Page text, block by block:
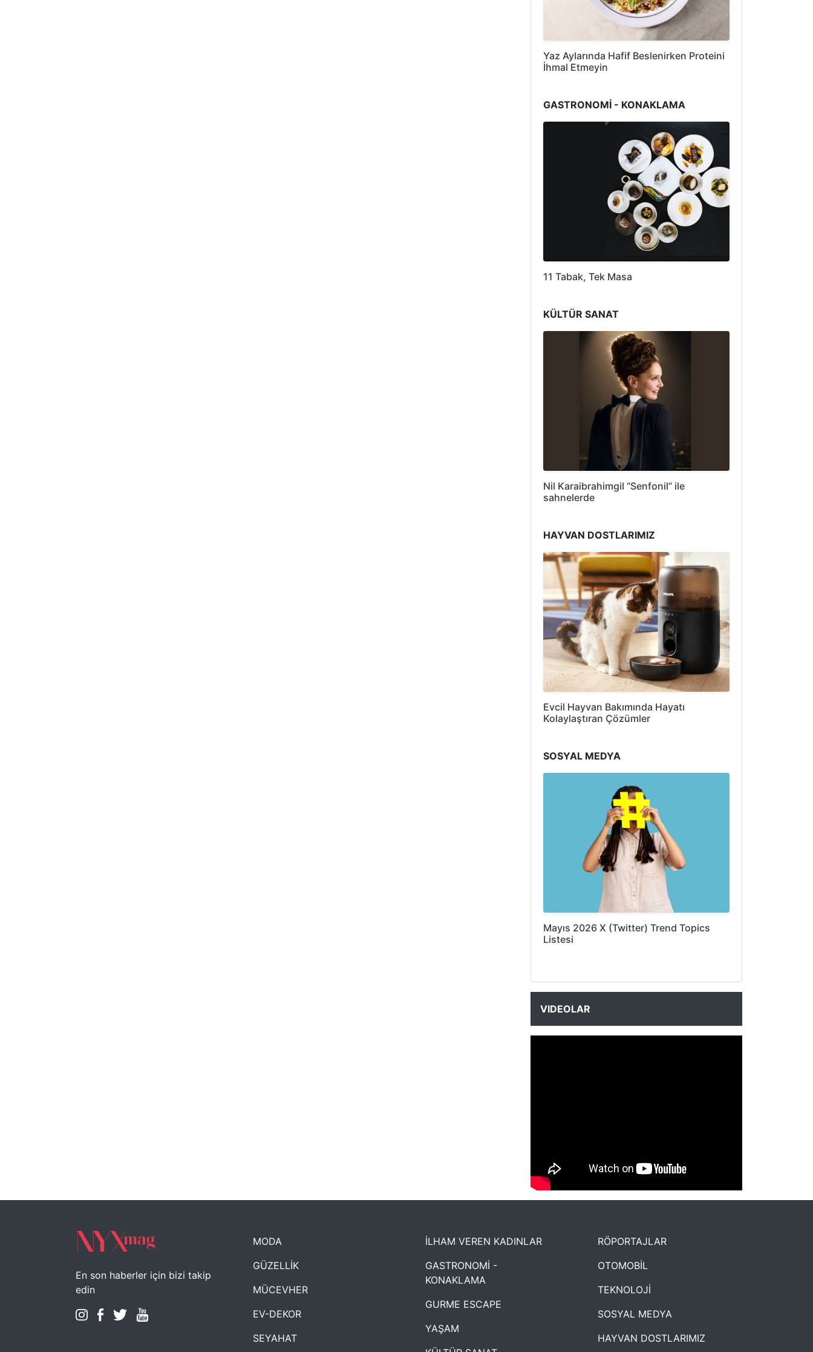
Yaz Aylarında Hafif Beslenirken Proteini
İhmal Etmeyin
GASTRONOMİ - KONAKLAMA
11 Tabak, Tek Masa
KÜLTÜR SANAT
Nil Karaibrahimgil “Senfonil” ile
sahnelerde
HAYVAN DOSTLARIMIZ
Evcil Hayvan Bakımında Hayatı
Kolaylaştıran Çözümler
SOSYAL MEDYA
Mayıs 2026 X (Twitter) Trend Topics
Listesi
VIDEOLAR
NYXmag 2. Yaş Kutlama Etkinliği
En son haberler için bizi takip
edin
MODA
GÜZELLİK
MÜCEVHER
EV-DEKOR
SEYAHAT
İLHAM VEREN KADINLAR
GASTRONOMİ -
KONAKLAMA
GURME ESCAPE
YAŞAM
RÖPORTAJLAR
OTOMOBİL
TEKNOLOJİ
SOSYAL MEDYA
HAYVAN DOSTLARIMIZ